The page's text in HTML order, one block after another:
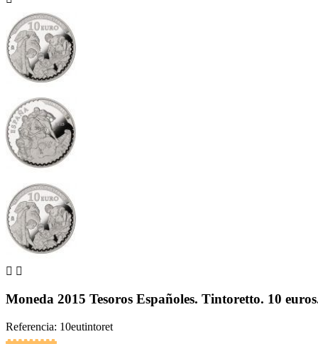
 
Moneda 2015 Tesoros Españoles. Tintoretto. 10
Referencia: 10eutintoret